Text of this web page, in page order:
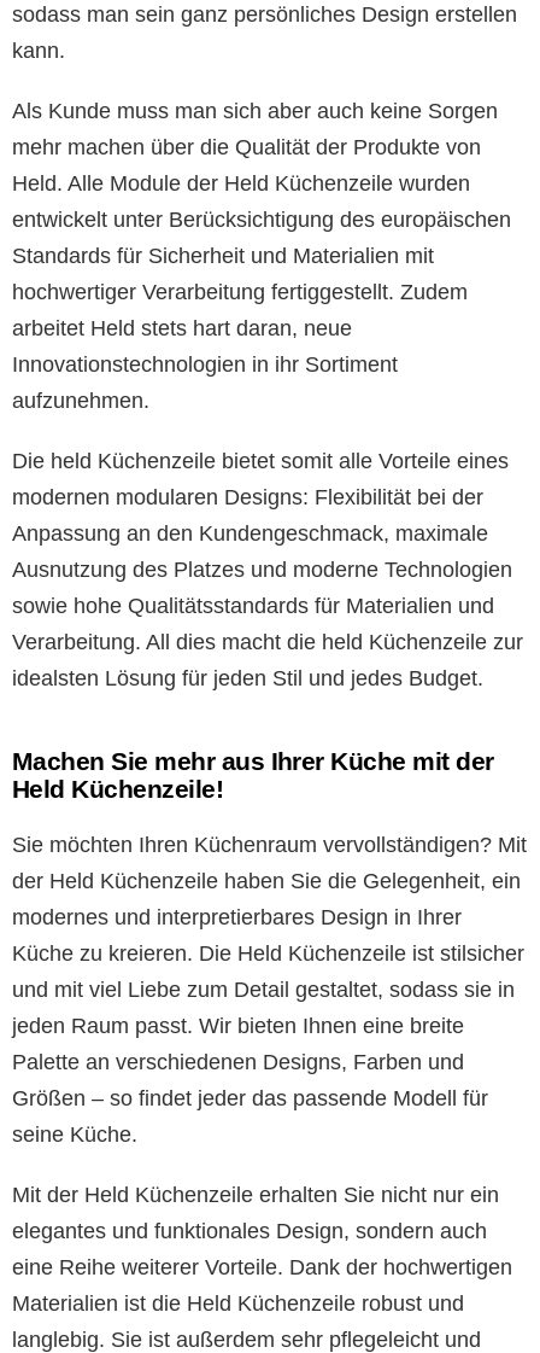
sodass man sein ganz persönliches Design erstellen
kann.
Als Kunde muss man sich aber auch keine Sorgen
mehr machen über die Qualität der Produkte von
Held. Alle Module der Held Küchenzeile wurden
entwickelt unter Berücksichtigung des europäischen
Standards für Sicherheit und Materialien mit
hochwertiger Verarbeitung fertiggestellt. Zudem
arbeitet Held stets hart daran, neue
Innovationstechnologien in ihr Sortiment
aufzunehmen.
Die held Küchenzeile bietet somit alle Vorteile eines
modernen modularen Designs: Flexibilität bei der
Anpassung an den Kundengeschmack, maximale
Ausnutzung des Platzes und moderne Technologien
sowie hohe Qualitätsstandards für Materialien und
Verarbeitung. All dies macht die held Küchenzeile zur
idealsten Lösung für jeden Stil und jedes Budget.
Machen Sie mehr aus Ihrer Küche mit der
Held Küchenzeile!
Sie möchten Ihren Küchenraum vervollständigen? Mit
der Held Küchenzeile haben Sie die Gelegenheit, ein
modernes und interpretierbares Design in Ihrer
Küche zu kreieren. Die Held Küchenzeile ist stilsicher
und mit viel Liebe zum Detail gestaltet, sodass sie in
jeden Raum passt. Wir bieten Ihnen eine breite
Palette an verschiedenen Designs, Farben und
Größen – so findet jeder das passende Modell für
seine Küche.
Mit der Held Küchenzeile erhalten Sie nicht nur ein
elegantes und funktionales Design, sondern auch
eine Reihe weiterer Vorteile. Dank der hochwertigen
Materialien ist die Held Küchenzeile robust und
langlebig. Sie ist außerdem sehr pflegeleicht und